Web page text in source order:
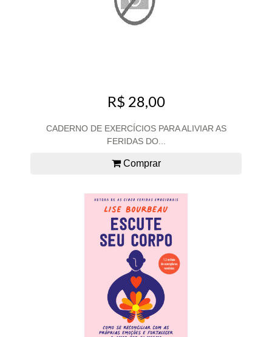
R$ 28,00
CADERNO DE EXERCÍCIOS PARA ALIVIAR AS
FERIDAS DO...
Comprar